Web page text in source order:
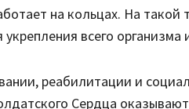
на кольцах. На такой
всего организма
реабилитации и
Сердца